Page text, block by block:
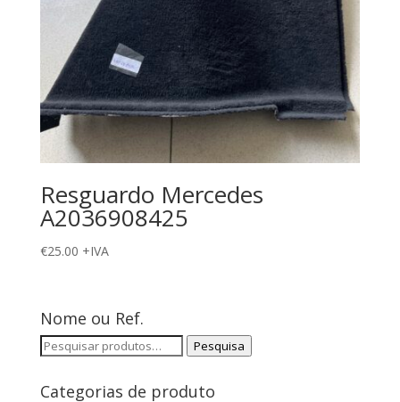
Resguardo Mercedes
A2036908425
€25.00 +IVA
Nome ou Ref.
Pesquisar
Pesquisa
Categorias de produto